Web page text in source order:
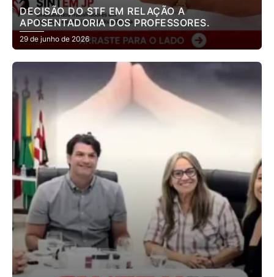
DECISÃO DO STF EM RELAÇÃO A
APOSENTADORIA DOS PROFESSORES.
29 de junho de 2026